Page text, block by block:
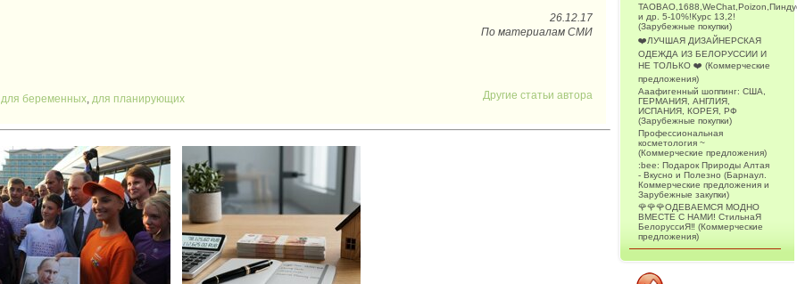
26.12.17
По материалам СМИ
для беременных, для планирующих Другие статьи автора
и др. 5-10%!Курс 13,2!
(Зарубежные покупки)
❤️ЛУЧШАЯ ДИЗАЙНЕРСКАЯ
ОДЕЖДА ИЗ БЕЛОРУССИИ И
НЕ ТОЛЬКО ❤️ (Коммерческие
предложения)
Ааафигенный шоппинг: США,
ГЕРМАНИЯ, АНГЛИЯ,
ИСПАНИЯ, КОРЕЯ, РФ
(Зарубежные покупки)
Профессиональная
косметология ~
(Коммерческие предложения)
:bee: Подарок Природы Алтая
- Вкусно и Полезно (Барнаул.
Коммерческие предложения и
Зарубежные закупки)
🌹🌹🌹ОДЕВАЕМСЯ МОДНО
ВМЕСТЕ С НАМИ! СтильнаЯ
БелоруссиЯ‼ (Коммерческие
предложения)